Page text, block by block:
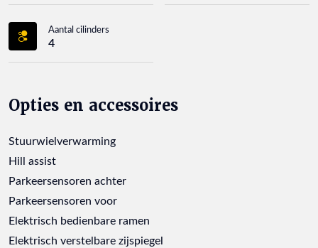
Aantal cilinders
4
Opties en accessoires
Stuurwielverwarming
Hill assist
Parkeersensoren achter
Parkeersensoren voor
Elektrisch bedienbare ramen
Elektrisch verstelbare zijspiegel